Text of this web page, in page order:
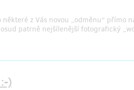
z Vás novou „odměnu“ přímo
patrně nejšílenější fotografický
)